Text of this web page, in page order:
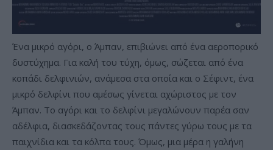
Ένα μικρό αγόρι, ο Άμπαν, επιβιώνει από ένα αεροπορικό
δυστύχημα. Για καλή του τύχη, όμως, σώζεται από ένα
κοπάδι δελφινιών, ανάμεσα στα οποία και ο Σέφιντ, ένα
μικρό δελφίνι που αμέσως γίνεται αχώριστος με τον
Άμπαν. Το αγόρι και το δελφίνι μεγαλώνουν παρέα σαν
αδέλφια, διασκεδάζοντας τους πάντες γύρω τους με τα
παιχνίδια και τα κόλπα τους. Όμως, μια μέρα η γαλήνη